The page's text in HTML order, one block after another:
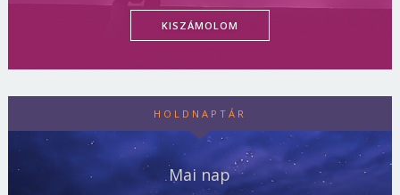
KISZÁMOLOM
HOLDNAPTÁR
Mai nap